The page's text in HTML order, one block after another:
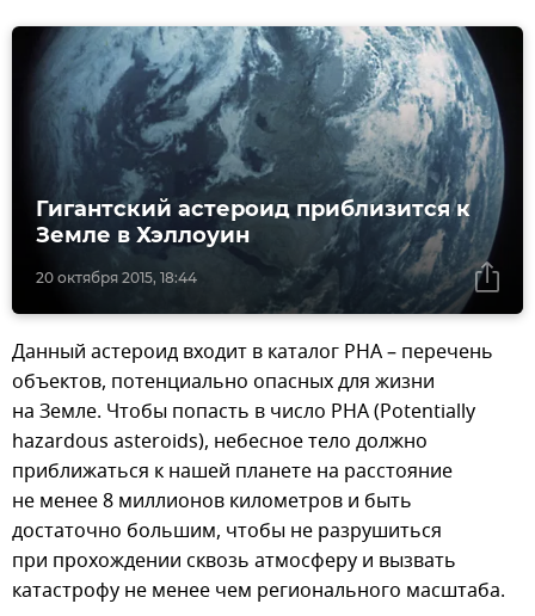
20 октября 2015, 18:44
Гигантский астероид приблизится к
Земле в Хэллоуин
Данный астероид входит в каталог PHA – перечень
объектов, потенциально опасных для жизни
на Земле. Чтобы попасть в число PHA (Potentially
hazardous asteroids), небесное тело должно
приближаться к нашей планете на расстояние
не менее 8 миллионов километров и быть
достаточно большим, чтобы не разрушиться
при прохождении сквозь атмосферу и вызвать
катастрофу не менее чем регионального масштаба.